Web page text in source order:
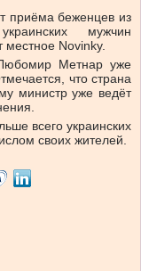
приёма беженцев из
мужчин
местное Novinky.
Метнар уже
что страна
министр уже ведёт
всего украинских
своих жителей.